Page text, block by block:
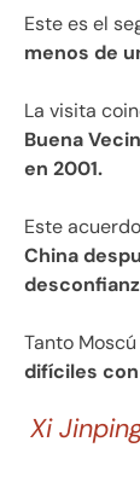
Este es el
menos de
La visita
Buena
en 2001.
Este
China
Tanto
difíciles
Xi